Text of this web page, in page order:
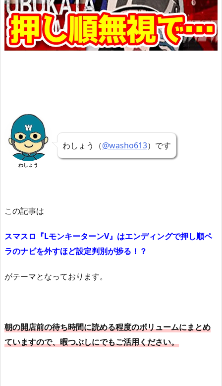
わしょう
わしょう（@washo613）です
この記事は
スマスロ『LモンキーターンV』はエンディングで押し順ペ
ラのナビを外すほど設定判別が捗る！？
がテーマとなっております。
朝の開店前の待ち時間に読める程度のボリュームにまとめ
ていますので、暇つぶしにでもご活用ください。